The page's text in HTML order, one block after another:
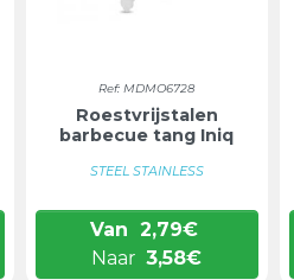
Ref: MDMO6728
Roestvrijstalen
barbecue tang Iniq
STEEL STAINLESS
Van 2,79€
Naar 3,58€